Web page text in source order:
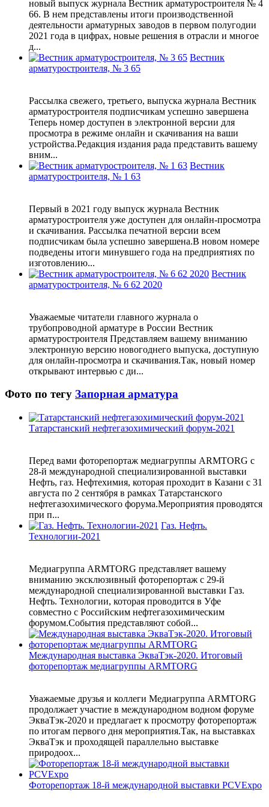
новый выпуск журнала Вестник арматуростроителя № 4
66. В нем представлены итоги производственной
деятельности арматурных заводов в первом полугодии
2021 года в цифрах, новые решения в отрасли и многое
д...
Вестник
арматуростроителя, № 3 65
Рассылка свежего, третьего, выпуска журнала Вестник
арматуростроителя подписчикам успешно завершена
Теперь номер доступен в электронной версии для
просмотра в режиме онлайн и скачивания на ваши
устройства.Редакция издания рада представить вашему
вним...
Вестник
арматуростроителя, № 1 63
Первый в 2021 году выпуск журнала Вестник
арматуростроителя уже доступен для онлайн-просмотра
и скачивания. Рассылка печатной версии всем
подписчикам была успешно завершена.В новом номере
подведены итоги минувшего года на предприятиях по
изготовлению...
Вестник
арматуростроителя, № 6 62 2020
Уважаемые читатели главного журнала о
трубопроводной арматуре в России Вестник
арматуростроителя Представляем вашему вниманию
электронную версию новогоднего выпуска, доступную
для онлайн-просмотра и скачивания.Так, новый номер
открывают интервью c ди...
Фото по тегу Запорная арматура
Татарстанский нефтегазохимический форум-2021
Перед вами фоторепортаж медиагруппы ARMTORG с
28-й международной специализированной выставки
Нефть, газ. Нефтехимия, которая проходит в Казани с 31
августа по 2 сентября в рамках Татарстанского
нефтегазохимического форума.Мероприятия проводятся
при п...
Газ. Нефть.
Технологии-2021
Медиагруппа ARMTORG представляет вашему
вниманию эксклюзивный фоторепортаж с 29-й
международной специализированной выставки Газ.
Нефть. Технологии, которая проводится в Уфе
совместно с Российским нефтегазохимическим
форумом.События представляют собой...
Международная выставка ЭкваТэк-2020. Итоговый
фоторепортаж медиагруппы ARMTORG
Уважаемые друзья и коллеги Медиагруппа ARMTORG
продолжает участие в международном водном форуме
ЭкваТэк-2020 и предлагает к просмотру фоторепортаж
по итогам первого дня мероприятия.Так, на выставках
ЭкваТэк и проходящей параллельно выставке
природоох...
Фоторепортаж 18-й международной выставки PCVExpo